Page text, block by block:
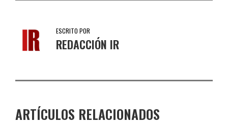
ESCRITO POR
REDACCIÓN IR
ARTÍCULOS RELACIONADOS